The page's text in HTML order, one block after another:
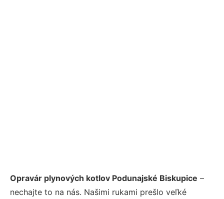
Opravár plynových kotlov Podunajské Biskupice –
nechajte to na nás. Našimi rukami prešlo veľké